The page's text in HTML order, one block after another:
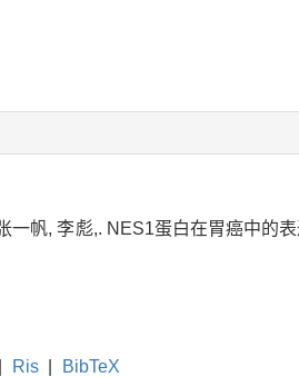
一帆, 李彪,. NES1蛋白在胃癌中的
Ris BibTeX